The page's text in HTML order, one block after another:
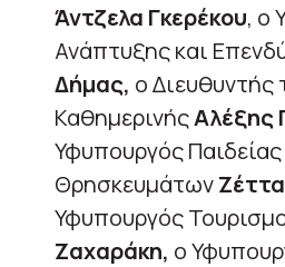
Άντζελα Γκερέκου, ο
Ανάπτυξης και
Δήμας, ο Διευθυντής
ΚαθημερινήςΑλέξης
Υφυπουργός Παιδείας
Θρησκευμάτων
Υφυπουργός
Ζαχαράκη, ο